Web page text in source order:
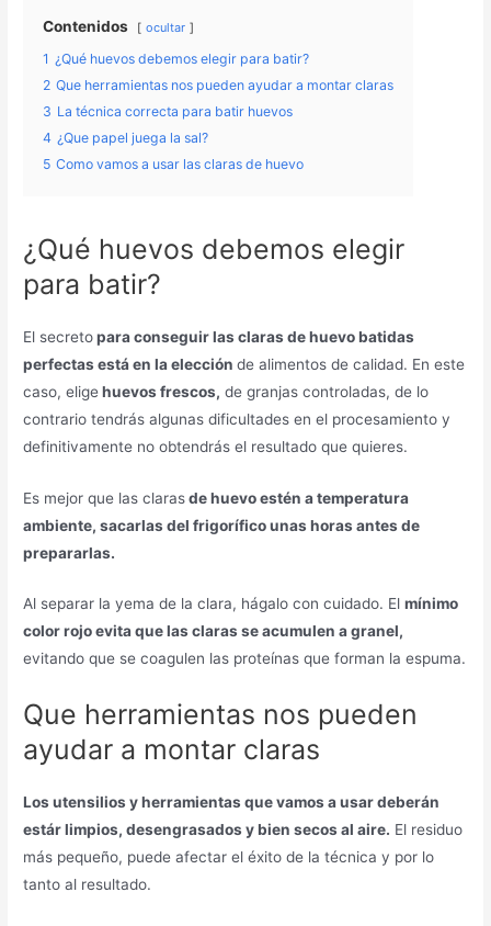
Contenidos ocultar
1 ¿Qué huevos debemos elegir para batir?
2 Que herramientas nos pueden ayudar a montar claras
3 La técnica correcta para batir huevos
4 ¿Que papel juega la sal?
5 Como vamos a usar las claras de huevo
¿Qué huevos debemos elegir
para batir?
El secretopara conseguir las claras de huevo batidas
perfectas está en la elecciónde alimentos de calidad. En este
caso, eligehuevos frescos, de granjas controladas, de lo
contrario tendrás algunas dificultades en el procesamiento y
definitivamente no obtendrás el resultado que quieres.
Es mejor que las clarasde huevo estén a temperatura
ambiente, sacarlas del frigorífico unas horas antes de
prepararlas.
Al separar la yema de la clara, hágalo con cuidado. Elmínimo
color rojo evita que las claras se acumulen a granel,
evitando que se coagulen las proteínas que forman la espuma.
Que herramientas nos pueden
ayudar a montar claras
Los utensilios y herramientas que vamos a usar deberán
estár limpios, desengrasados y bien secos al aire. El residuo
más pequeño, puede afectar el éxito de la técnica y por lo
tanto al resultado.